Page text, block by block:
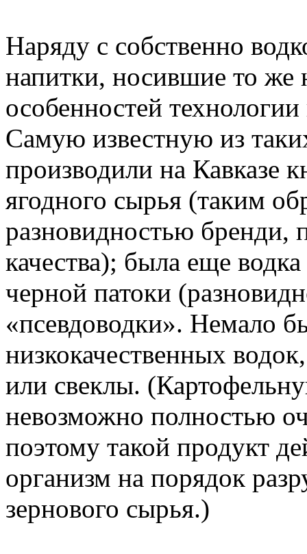
Наряду с собственно
напитки, носившие то же
особенностей
Самую известную из
производили на Кавказе
ягодного сырья (таким
разновидностью бренди,
качества); была еще
черной патоки
«псевдоводки». Немало
низкокачественных
или свеклы.
невозможно полностью
поэтому такой продукт
организм на порядок
зернового сырья.)